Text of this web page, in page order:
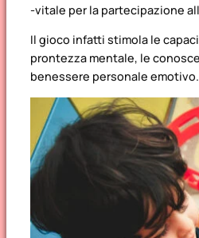
-vitale per la partecipazione
Il gioco infatti stimola le
prontezza mentale, le
benessere personale emotivo.